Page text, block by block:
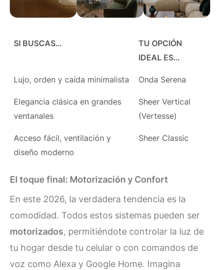
SI BUSCAS…
TU OPCIÓN
IDEAL ES…
Lujo, orden y caída minimalista Onda Serena
Elegancia clásica en grandes
ventanales
Sheer Vertical
(Vertesse)
Acceso fácil, ventilación y
diseño moderno
Sheer Classic
El toque final: Motorización y Confort
En este 2026, la verdadera tendencia es la
comodidad. Todos estos sistemas pueden ser
motorizados, permitiéndote controlar la luz de
tu hogar desde tu celular o con comandos de
voz como Alexa y Google Home. Imagina